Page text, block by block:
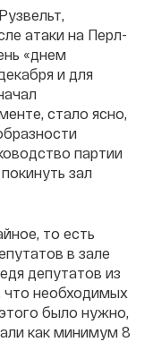
атаки на Перл-
«днем
и для
стало ясно,
партии
зал
то есть
в зале
депутатов из
что необходимых
было нужно,
как минимум 8